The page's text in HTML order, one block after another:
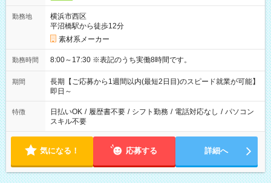
勤務地
横浜市西区
平沼橋駅から徒歩12分
素材系メーカー
勤務時間 8:00～17:30 ※表記のうち実働8時間です。
期間
長期【ご応募から1週間以内(最短2日目)のスピード就業が可能】
即日～
特徴 日払いOK / 履歴書不要 / シフト勤務 / 電話対応なし / パソコン
スキル不要
気になる！ 応募する 詳細へ